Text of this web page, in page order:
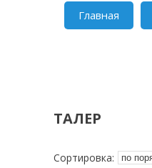
Главная
ТАЛЕР